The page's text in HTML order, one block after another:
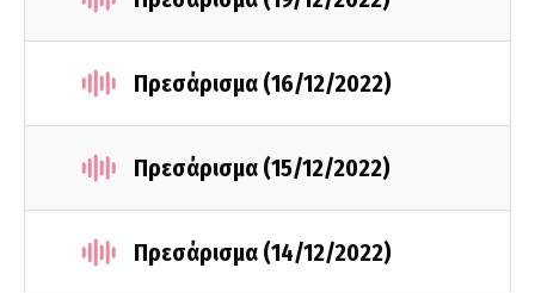
Πρεσάρισμα (16/12/2022)
Πρεσάρισμα (15/12/2022)
Πρεσάρισμα (14/12/2022)